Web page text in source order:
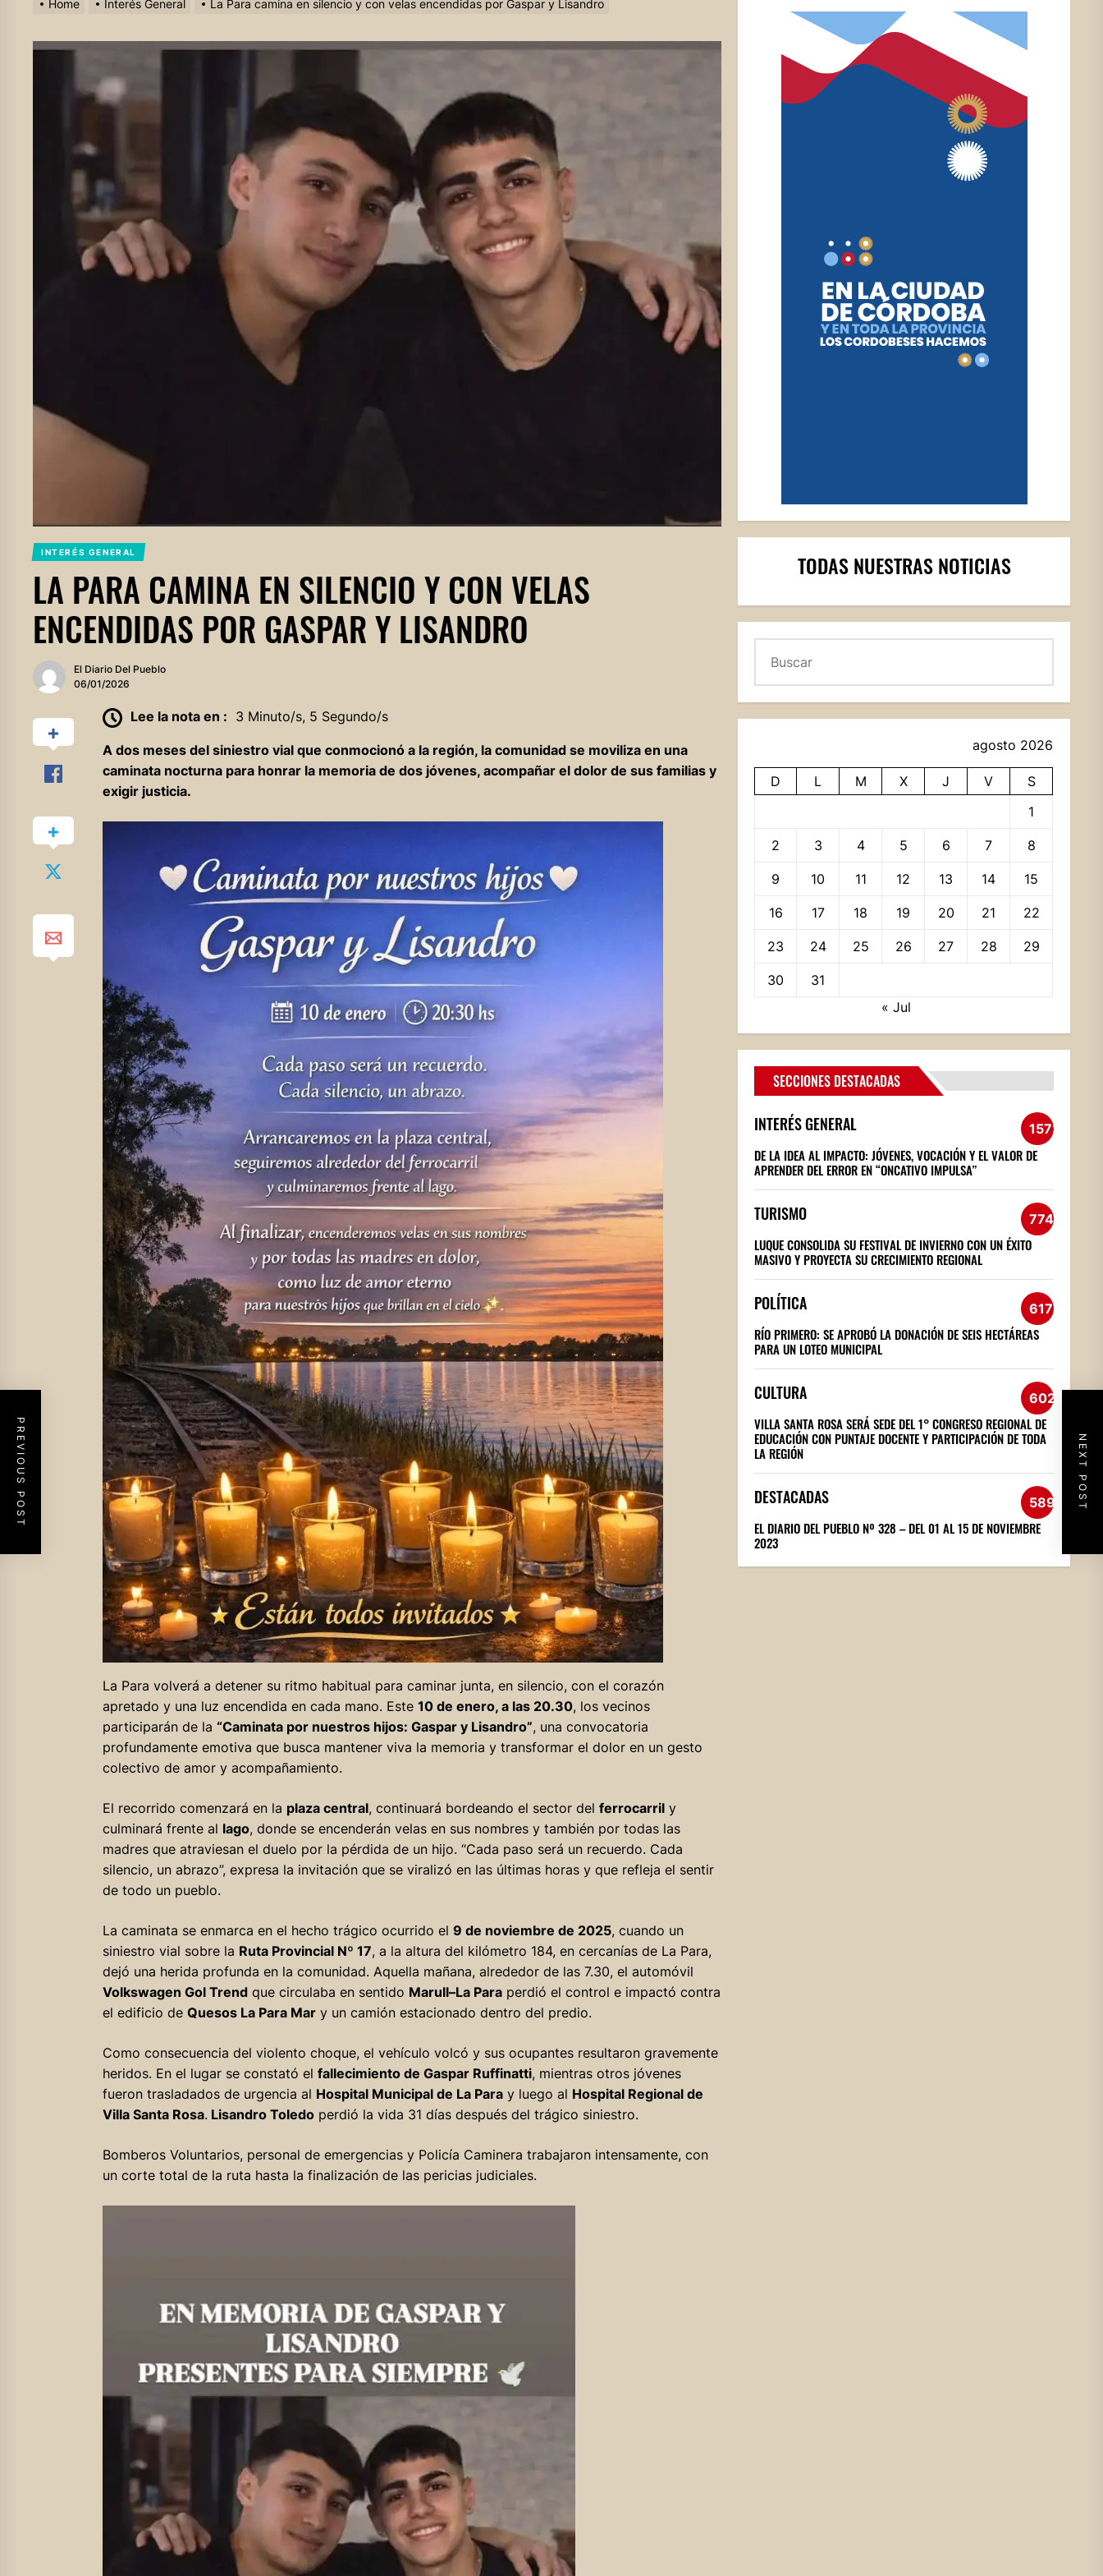
Home Interés General La Para camina en silencio y con velas encendidas por Gaspar y Lisandro
INTERÉS GENERAL
LA PARA CAMINA EN SILENCIO Y CON VELAS
ENCENDIDAS POR GASPAR Y LISANDRO
El Diario Del Pueblo
06/01/2026
Lee la nota en : 3 Minuto/s, 5 Segundo/s
A dos meses del siniestro vial que conmocionó a la región, la comunidad se moviliza en una
caminata nocturna para honrar la memoria de dos jóvenes, acompañar el dolor de sus familias y
exigir justicia.
La Para volverá a detener su ritmo habitual para caminar junta, en silencio, con el corazón
apretado y una luz encendida en cada mano. Este 10 de enero, a las 20.30, los vecinos
participarán de la “Caminata por nuestros hijos: Gaspar y Lisandro”, una convocatoria
profundamente emotiva que busca mantener viva la memoria y transformar el dolor en un gesto
colectivo de amor y acompañamiento.
El recorrido comenzará en la plaza central, continuará bordeando el sector del ferrocarrily
culminará frente al lago, donde se encenderán velas en sus nombres y también por todas las
madres que atraviesan el duelo por la pérdida de un hijo. “Cada paso será un recuerdo. Cada
silencio, un abrazo”, expresa la invitación que se viralizó en las últimas horas y que refleja el sentir
de todo un pueblo.
La caminata se enmarca en el hecho trágico ocurrido el 9 de noviembre de 2025, cuando un
siniestro vial sobre la Ruta Provincial Nº 17, a la altura del kilómetro 184, en cercanías de La Para,
dejó una herida profunda en la comunidad. Aquella mañana, alrededor de las 7.30, el automóvil
Volkswagen Gol Trendque circulaba en sentido Marull–La Paraperdió el control e impactó contra
el edificio de Quesos La Para Mary un camión estacionado dentro del predio.
Como consecuencia del violento choque, el vehículo volcó y sus ocupantes resultaron gravemente
heridos. En el lugar se constató el fallecimiento de Gaspar Ruffinatti, mientras otros jóvenes
fueron trasladados de urgencia al Hospital Municipal de La Paray luego al Hospital Regional de
Villa Santa Rosa. Lisandro Toledoperdió la vida 31 días después del trágico siniestro.
Bomberos Voluntarios, personal de emergencias y Policía Caminera trabajaron intensamente, con
un corte total de la ruta hasta la finalización de las pericias judiciales.
PREVIOUS POST NEXT POST
TODAS NUESTRAS NOTICIAS
agosto 2026
D L M X J V
S
1
2 3 4 5 6 7 8
9 10 11 12 13 14 15
16 17 18 19 20 21 22
23 24 25 26 27 28 29
30
31
« Jul
SECCIONES DESTACADAS
INTERÉS GENERAL 1572
DE LA IDEA AL IMPACTO: JÓVENES, VOCACIÓN Y EL VALOR DE
APRENDER DEL ERROR EN “ONCATIVO IMPULSA”
TURISMO 774
LUQUE CONSOLIDA SU FESTIVAL DE INVIERNO CON UN ÉXITO
MASIVO Y PROYECTA SU CRECIMIENTO REGIONAL
POLÍTICA 617
RÍO PRIMERO: SE APROBÓ LA DONACIÓN DE SEIS HECTÁREAS
PARA UN LOTEO MUNICIPAL
CULTURA 602
VILLA SANTA ROSA SERÁ SEDE DEL 1° CONGRESO REGIONAL DE
EDUCACIÓN CON PUNTAJE DOCENTE Y PARTICIPACIÓN DE TODA
LA REGIÓN
DESTACADAS 589
EL DIARIO DEL PUEBLO Nº 328 – DEL 01 AL 15 DE NOVIEMBRE
2023